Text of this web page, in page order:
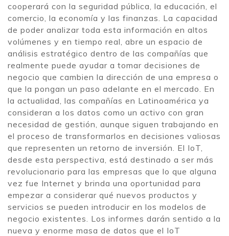
cooperará con la seguridad pública, la educación, el
comercio, la economía y las finanzas. La capacidad
de poder analizar toda esta información en altos
volúmenes y en tiempo real, abre un espacio de
análisis estratégico dentro de las compañías que
realmente puede ayudar a tomar decisiones de
negocio que cambien la dirección de una empresa o
que la pongan un paso adelante en el mercado. En
la actualidad, las compañías en Latinoamérica ya
consideran a los datos como un activo con gran
necesidad de gestión, aunque siguen trabajando en
el proceso de transformarlos en decisiones valiosas
que representen un retorno de inversión. El IoT,
desde esta perspectiva, está destinado a ser más
revolucionario para las empresas que lo que alguna
vez fue Internet y brinda una oportunidad para
empezar a considerar qué nuevos productos y
servicios se pueden introducir en los modelos de
negocio existentes. Los informes darán sentido a la
nueva y enorme masa de datos que el IoT